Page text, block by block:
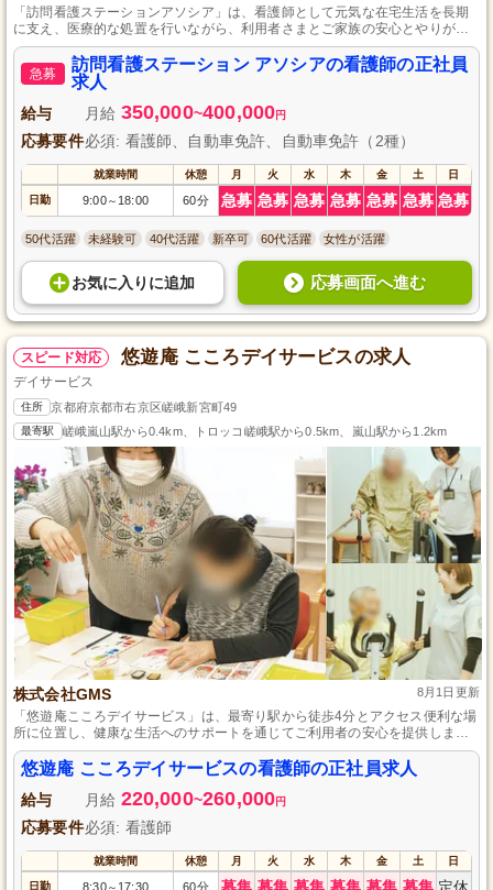
「訪問看護ステーションアソシア」は、看護師として元気な在宅生活を長期
に支え、医療的な処置を行いながら、利用者さまとご家族の安心とやりがい
を追求します。
急募
訪問看護ステーション アソシアの看護師の正社員
求人
給与 月給 350,000~400,000円
応募要件必須: 看護師、自動車免許、自動車免許（2種）
就業時間 休憩 月 火 水 木 金 土 日
日勤 9:00～ 18:00 60分 急募 急募 急募 急募 急募 急募 急募
50代活躍 未経験可 40代活躍 新卒可 60代活躍 女性が活躍
お気に入り に追加 応募画面へ進む
スピード対応 悠遊庵 こころデイサービスの求人
デイサービス
住所 京都府京都市右京区嵯峨新宮町49
最寄駅 嵯峨嵐山駅から0.4km、トロッコ嵯峨駅から0.5km、嵐山駅から1.2km
株式会社GMS 8月1日更新
「悠遊庵こころデイサービス」は、最寄り駅から徒歩4分とアクセス便利な場
所に位置し、健康な生活へのサポートを通じてご利用者の安心を提供しま
す。
悠遊庵 こころデイサービスの看護師の正社員求人
給与 月給 220,000~260,000円
応募要件必須: 看護師
就業時間 休憩 月 火 水 木 金 土 日
日勤 8:30～ 17:30 60分